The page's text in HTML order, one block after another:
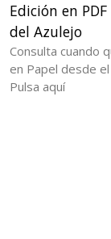
Edición en
del Azulejo
Consulta cuando
en Papel desde
Pulsa aquí